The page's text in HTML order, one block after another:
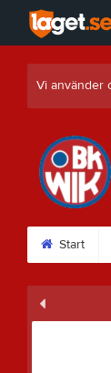
Vi använder
Start